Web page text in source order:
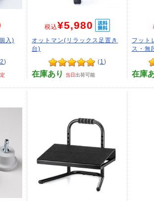
入)
2)
税込¥5,980
オットマン(リラックス足置き
台)
(1 )
在庫あり 当日出荷可能
フット
ス・無
在庫